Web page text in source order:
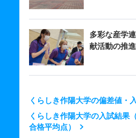
多彩な産学
献活動の推進
くらしき作陽大学の偏差値・
くらしき作陽大学の入試結果
合格平均点）